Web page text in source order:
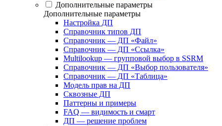
Дополнительные параметры
Дополнительные параметры
Настройка ДП
Справочник типов ДП
Справочник — ДП «Файл»
Справочник — ДП «Ссылка»
Multilookup — групповой выбор в SSRM
Справочник — ДП «Выбор пользователя»
Справочник — ДП «Таблица»
Модель прав на ДП
Сквозные ДП
Паттерны и примеры
FAQ — видимость и смарт
ДП — решение проблем